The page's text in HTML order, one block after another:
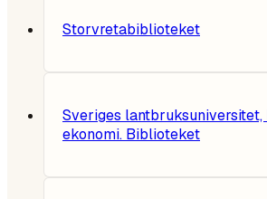
Storvretabiblioteket
Sveriges
ekonomi. Biblioteket